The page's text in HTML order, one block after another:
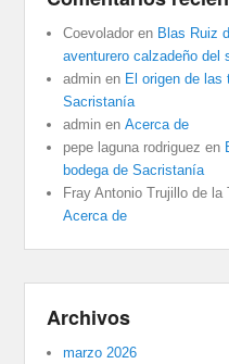
Coevolador en Blas Ruiz
aventurero calzadeño del
admin en El origen de las
Sacristanía
admin enAcerca de
pepe laguna rodriguez en
bodega de Sacristanía
Fray Antonio Trujillo de la
Acerca de
Archivos
marzo 2026